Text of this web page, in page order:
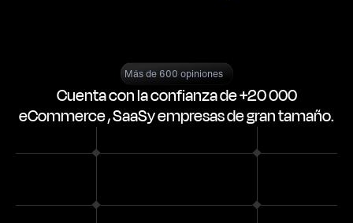
Más de 600 opiniones
Cuenta con la confianza de +20 000
eCommerce , SaaSy empresas de gran tamaño.